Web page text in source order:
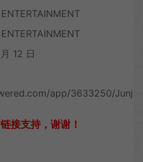
12 日
app/3633250/
接支持，谢谢！